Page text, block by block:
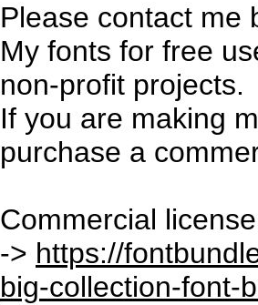
Please contact me
My fonts for free
non-profit projects.
If you are making
purchase a
Commercial license
-> https://
big-collection-font-